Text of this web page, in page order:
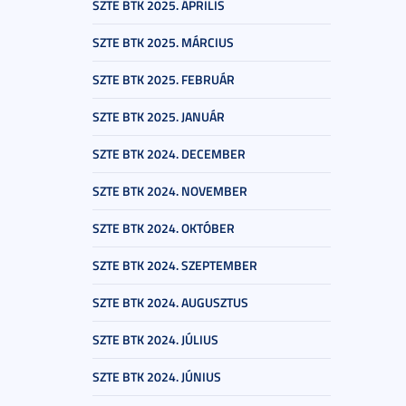
SZTE BTK 2025. ÁPRILIS
SZTE BTK 2025. MÁRCIUS
SZTE BTK 2025. FEBRUÁR
SZTE BTK 2025. JANUÁR
SZTE BTK 2024. DECEMBER
SZTE BTK 2024. NOVEMBER
SZTE BTK 2024. OKTÓBER
SZTE BTK 2024. SZEPTEMBER
SZTE BTK 2024. AUGUSZTUS
SZTE BTK 2024. JÚLIUS
SZTE BTK 2024. JÚNIUS